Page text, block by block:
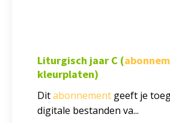
Liturgisch jaar C (
kleurplaten)
Ditabonnement geeft je
digitale bestanden va...